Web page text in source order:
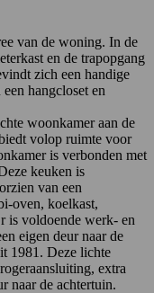
van de woning. In de
en de trapopgang
zich een handige
hangcloset en
woonkamer aan de
volop ruimte voor
is verbonden met
keuken is
van een
oven, koelkast,
is voldoende werk- en
eigen deur naar de
1981. Deze lichte
extra
naar de achtertuin.